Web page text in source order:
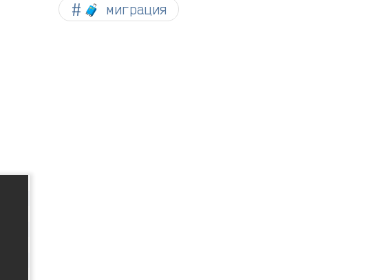
🧳 миграция